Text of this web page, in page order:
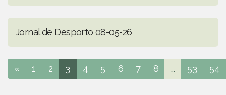
Jornal de Desporto 08-05-26
« 1 2 3 4 5 6 7 8 ... 53 54